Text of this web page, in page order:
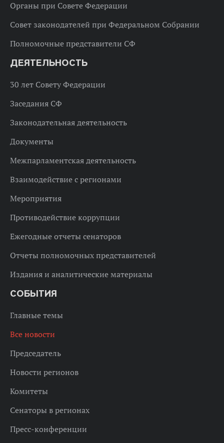
Органы при Совете Федерации
Совет законодателей при Федеральном Собрании
Полномочные представители СФ
ДЕЯТЕЛЬНОСТЬ
30 лет Совету Федерации
Заседания СФ
Законодательная деятельность
Документы
Межпарламентская деятельность
Взаимодействие с регионами
Мероприятия
Противодействие коррупции
Ежегодные отчеты сенаторов
Отчеты полномочных представителей
Издания и аналитические материалы
СОБЫТИЯ
Главные темы
Все новости
Председатель
Новости регионов
Комитеты
Сенаторы в регионах
Пресс-конференции